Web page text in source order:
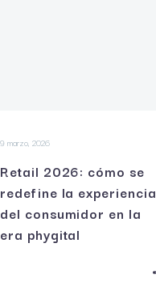
9 marzo, 2026
Retail 2026: cómo se
redefine la experiencia
del consumidor en la
era phygital